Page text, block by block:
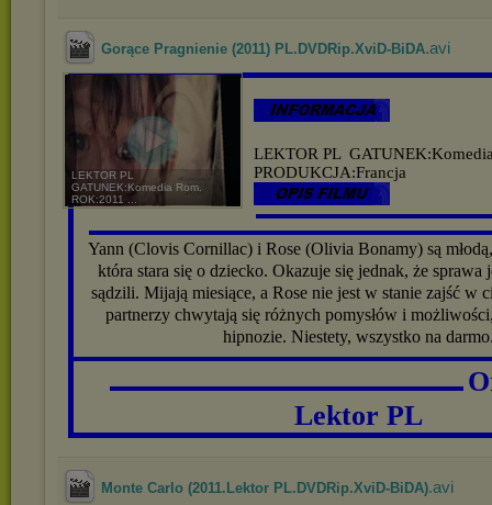
Gorące Pragnienie (2011) PL.DVDRip.XviD-BiDA.avi
LEKTOR PL
GATUNEK:Komedia Rom.
ROK:2011 ...
LEKTOR PL
PRODUKCJA:Francja
Yann (Clovis Cornillac) i Rose (Olivia Bonamy) są
która stara się o dziecko. Okazuje się jednak, że sprawa
sądzili. Mijają miesiące, a Rose nie jest w stanie zajść w
partnerzy chwytają się różnych pomysłów i
hipnozie. Niestety, wszystko na
▬▬▬▬▬▬▬▬▬▬▬▬▬▬▬▬▬▬▬▬▬▬▬
Lektor PL
Monte Carlo (2011.Lektor PL.DVDRip.XviD-BiDA).avi